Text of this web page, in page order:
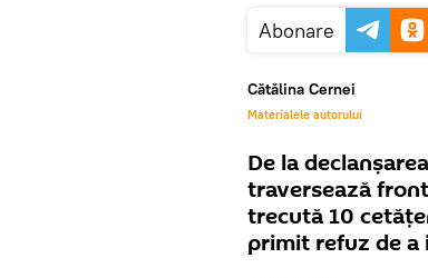
Abonare
Cătălina Cernei
Materialele autorului
De la
traversează
trecută 10
primit refuz de